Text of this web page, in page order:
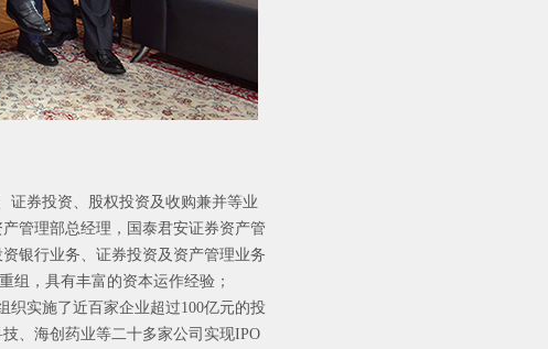
证券投资、股权投资及收购兼并等业
管理部总经理，国泰君安证券资产管
银行业务、证券投资及资产管理业务
组，具有丰富的资本运作经验；
织实施了近百家企业超过100亿元的投
、海创药业等二十多家公司实现IPO